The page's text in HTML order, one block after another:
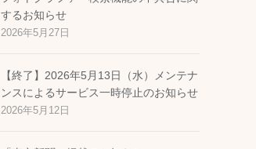
するお知らせ
2026年5月27日
【終了】2026年5月13日（水）メンテナ
ンスによるサービス一時停止のお知らせ
2026年5月12日